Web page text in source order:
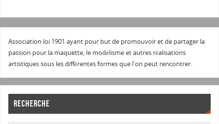
Association loi 1901 ayant pour but de promouvoir et de partager la
passion pour la maquette, le modélisme et autres réalisations
artistiques sous les différentes formes que l'on peut rencontrer.
RECHERCHE